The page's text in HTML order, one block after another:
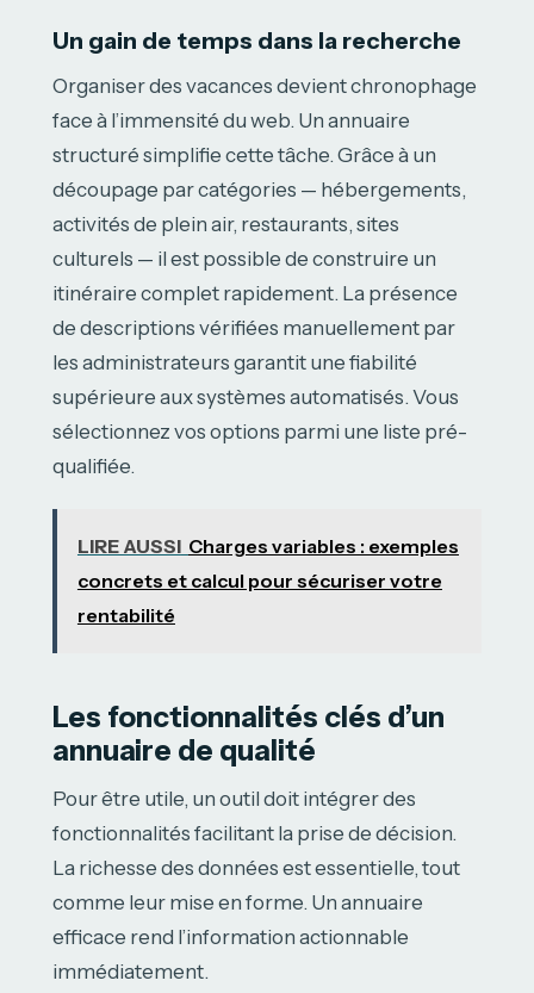
Un gain de temps dans la recherche
Organiser des vacances devient chronophage
face à l’immensité du web. Un annuaire
structuré simplifie cette tâche. Grâce à un
découpage par catégories — hébergements,
activités de plein air, restaurants, sites
culturels — il est possible de construire un
itinéraire complet rapidement. La présence
de descriptions vérifiées manuellement par
les administrateurs garantit une fiabilité
supérieure aux systèmes automatisés. Vous
sélectionnez vos options parmi une liste pré-
qualifiée.
LIRE AUSSI Charges variables : exemples
concrets et calcul pour sécuriser votre
rentabilité
Les fonctionnalités clés d’un
annuaire de qualité
Pour être utile, un outil doit intégrer des
fonctionnalités facilitant la prise de décision.
La richesse des données est essentielle, tout
comme leur mise en forme. Un annuaire
efficace rend l’information actionnable
immédiatement.